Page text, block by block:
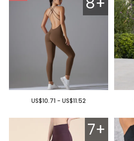
US$10.71 - US$11.52
7+